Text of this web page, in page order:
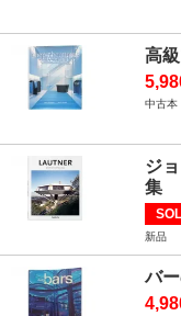
高
中古本
ジ
集
新品
バ